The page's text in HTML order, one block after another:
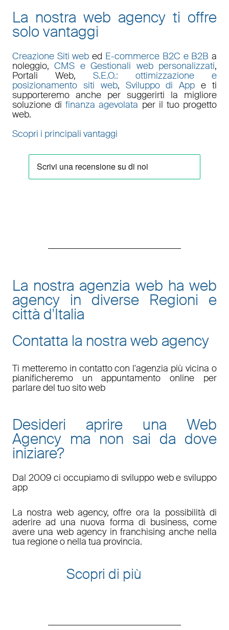
La nostra web agency ti offre
solo vantaggi
Creazione Siti web ed E-commerce B2C e B2B a
noleggio,CMS e Gestionali web personalizzati,
Portali Web,S.E.O.: ottimizzazione e
posizionamento siti web, Sviluppo di App e ti
supporteremo anche per suggerirti la migliore
soluzione difinanza agevolata per il tuo progetto
web.
Scopri i principali vantaggi
La nostra agenzia web ha web
agency in diverse Regioni e
città d'Italia
Contatta la nostra web agency
Ti metteremo in contatto con l'agenzia più vicina o
pianificheremo un appuntamento online per
parlare del tuo sito web
Desideri aprire una Web
Agency ma non sai da dove
iniziare?
Dal 2009 ci occupiamo di sviluppo web e sviluppo
app
La nostra web agency, offre ora la possibilità di
aderire ad una nuova forma di business, come
avere una web agency in franchising anche nella
tua regione o nella tua provincia.
Scopri di più